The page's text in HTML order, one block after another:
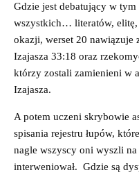
Gdzie jest debatujący w
wszystkich… literatów,
okazji, werset 20 nawiązuje
Izajasza 33:18 oraz
którzy zostali zamienieni w
Izajasza.
A potem uczeni skrybowie
spisania rejestru łupów,
nagle wszyscy oni wyszli
interweniował. Gdzie są